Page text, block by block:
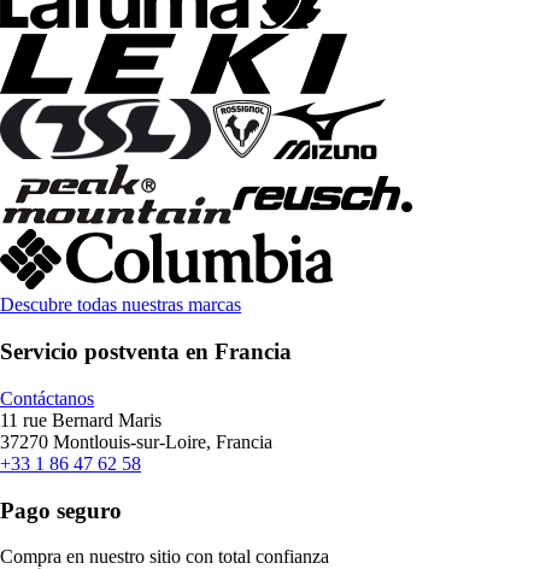
Descubre todas nuestras marcas
Servicio postventa en Francia
Contáctanos
11 rue Bernard Maris
37270 Montlouis-sur-Loire, Francia
+33 1 86 47 62 58
Pago seguro
Compra en nuestro sitio con total confianza